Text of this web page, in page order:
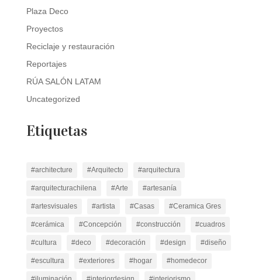
Plaza Deco
Proyectos
Reciclaje y restauración
Reportajes
RÚA SALÓN LATAM
Uncategorized
Etiquetas
#architecture #Arquitecto #arquitectura
#arquitecturachilena #Arte #artesanía
#artesvisuales #artista #Casas #Ceramica Gres
#cerámica #Concepción #construcción #cuadros
#cultura #deco #decoración #design #diseño
#escultura #exteriores #hogar #homedecor